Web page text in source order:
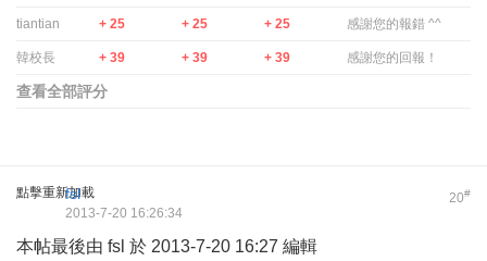
tiantian + 25 + 25 + 25 感謝您的報錯 ^^
韓校長 + 39 + 39 + 39 感謝您的回報！
查看全部評分
點擊重新加載 20#
fsl
2013-7-20 16:26:34
本帖最後由 fsl 於 2013-7-20 16:27 編輯